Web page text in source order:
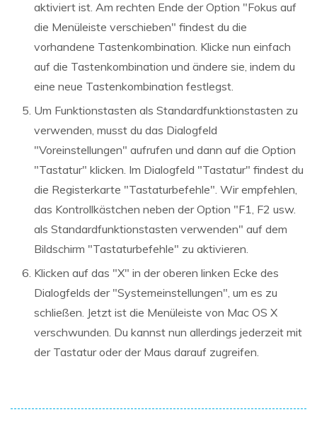
aktiviert ist. Am rechten Ende der Option "Fokus auf
die Menüleiste verschieben" findest du die
vorhandene Tastenkombination. Klicke nun einfach
auf die Tastenkombination und ändere sie, indem du
eine neue Tastenkombination festlegst.
Um Funktionstasten als Standardfunktionstasten zu
verwenden, musst du das Dialogfeld
"Voreinstellungen" aufrufen und dann auf die Option
"Tastatur" klicken. Im Dialogfeld "Tastatur" findest du
die Registerkarte "Tastaturbefehle". Wir empfehlen,
das Kontrollkästchen neben der Option "F1, F2 usw.
als Standardfunktionstasten verwenden" auf dem
Bildschirm "Tastaturbefehle" zu aktivieren.
Klicken auf das "X" in der oberen linken Ecke des
Dialogfelds der "Systemeinstellungen", um es zu
schließen. Jetzt ist die Menüleiste von Mac OS X
verschwunden. Du kannst nun allerdings jederzeit mit
der Tastatur oder der Maus darauf zugreifen.